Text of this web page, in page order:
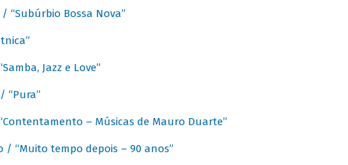
“Subúrbio Bossa Nova”
Jazz e Love”
“Pura”
– Músicas de Mauro Duarte”
/ “Muito tempo depois – 90 anos”